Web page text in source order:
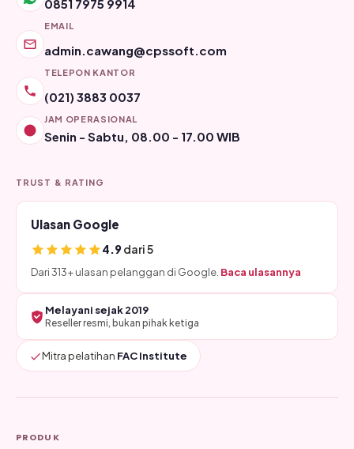
0851 7975 9914
EMAIL
admin.cawang@cpssoft.com
TELEPON KANTOR
(021) 3883 0037
JAM OPERASIONAL
Senin - Sabtu, 08.00 - 17.00 WIB
TRUST & RATING
Ulasan Google
4.9dari 5
Dari 313+ ulasan pelanggan di Google. Baca ulasannya
Melayani sejak 2019
Reseller resmi, bukan pihak ketiga
Mitra pelatihan FAC Institute
PRODUK